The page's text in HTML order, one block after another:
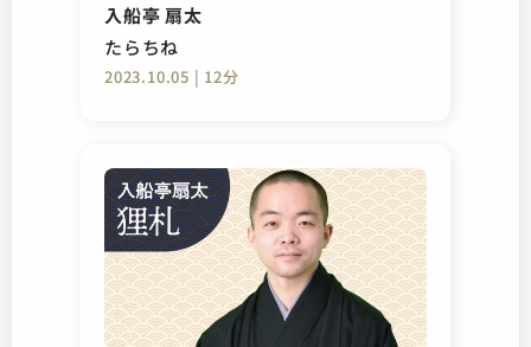
入船亭 扇太
たらちね
2023.10.05 | 12分